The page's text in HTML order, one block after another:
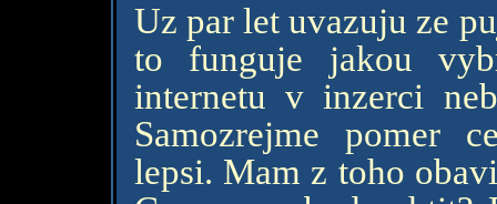
Uz par let uvazuju ze
to funguje jakou
internetu v inzerci
Samozrejme pomer
lepsi. Mam z toho